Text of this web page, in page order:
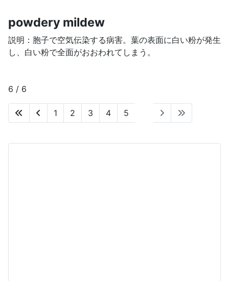
powdery mildew
説明：胞子で空気伝染する病害。葉の表面に白い粉が発生
し、白い粉で全面がおおわれてしまう。
6 / 6
1 2 3 4 5